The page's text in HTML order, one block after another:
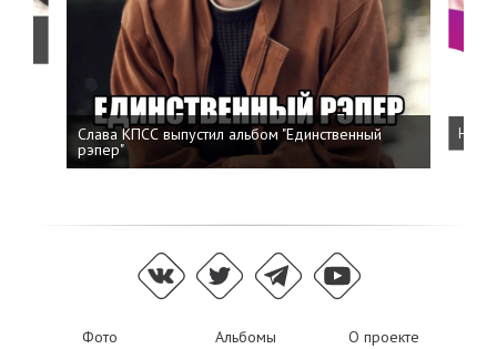
Слава КПСС выпустил альбом "Единственный
рэпер"
Фото Альбомы
О проекте